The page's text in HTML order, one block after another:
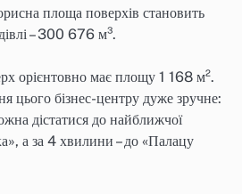
площа поверхів становить
– 300 676 м³.
орієнтовно має площу 1 168 м².
цього бізнес-центру дуже зручне:
дістатися до найближчої
а за 4 хвилини – до «Палацу